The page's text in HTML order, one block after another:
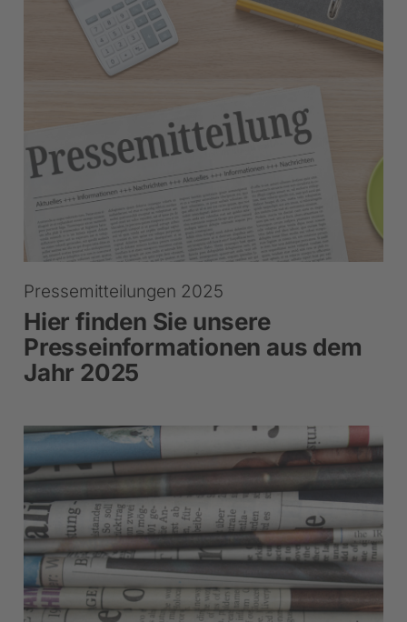
Pressemitteilungen 2025
Hier finden Sie unsere
Presseinformationen aus dem
Jahr 2025